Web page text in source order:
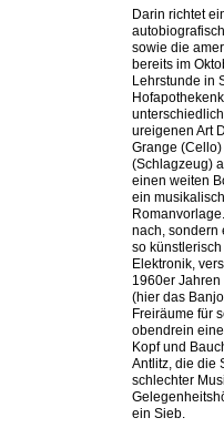
Darin richtet
sowie die
bereits im
Lehrstunde in
ureigenen Art
Grange
(Schlagzeug)
einen weiten
ein
nach, sondern
so
Elektronik,
1960er
(hier das
Freiräume für
obendrein
Kopf und
Antlitz, die die
schlechter
ein Sieb.